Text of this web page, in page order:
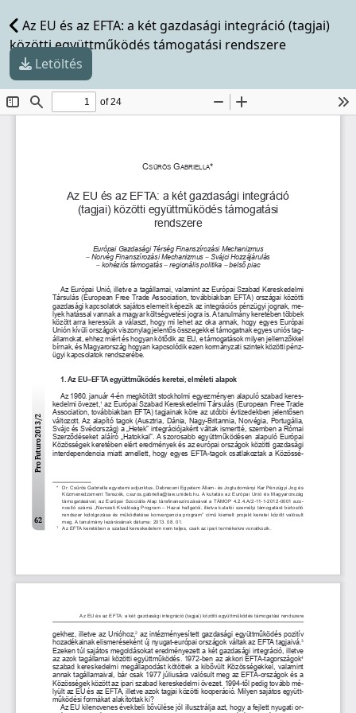
Az EU és az EFTA: a két gazdasági integráció (tagjai)
közötti együttműködés támogatási rendszere
Letöltés